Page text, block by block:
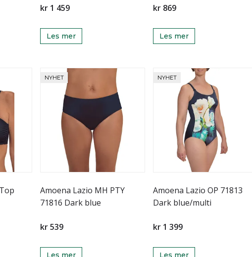
kr 1 459
Les mer
kr 869
Les mer
NYHET
Amoena Lazio MH PTY
71816 Dark blue
kr 539
Les mer
NYHET
Amoena Lazio OP 71813
Dark blue/multi
kr 1 399
Les mer